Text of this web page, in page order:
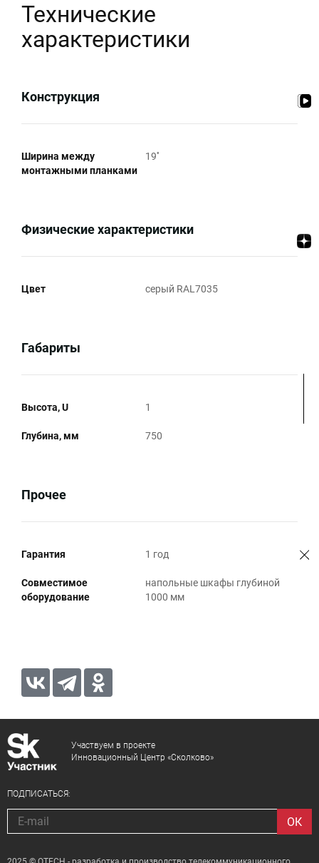
Технические
характеристики
Конструкция
Ширина между
монтажными планками
19''
Физические характеристики
Цвет серый RAL7035
Габариты
Высота, U 1
Глубина, мм 750
Прочее
Гарантия 1 год
Совместимое
оборудование
напольные шкафы глубиной
1000 мм
Участвуем в проекте
Инновационный Центр «Сколково»
ПОДПИСАТЬСЯ: